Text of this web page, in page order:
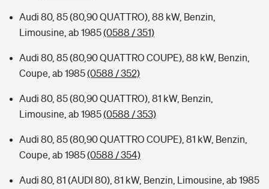
Audi 80, 85 (80,90 QUATTRO), 88 kW, Benzin,
Limousine, ab 1985(0588 / 351)
Audi 80, 85 (80,90 QUATTRO COUPE), 88 kW, Benzin,
Coupe, ab 1985(0588 / 352)
Audi 80, 85 (80,90 QUATTRO), 81 kW, Benzin,
Limousine, ab 1985(0588 / 353)
Audi 80, 85 (80,90 QUATTRO COUPE), 81 kW, Benzin,
Coupe, ab 1985(0588 / 354)
Audi 80, 81 (AUDI 80), 81 kW, Benzin, Limousine, ab 1985